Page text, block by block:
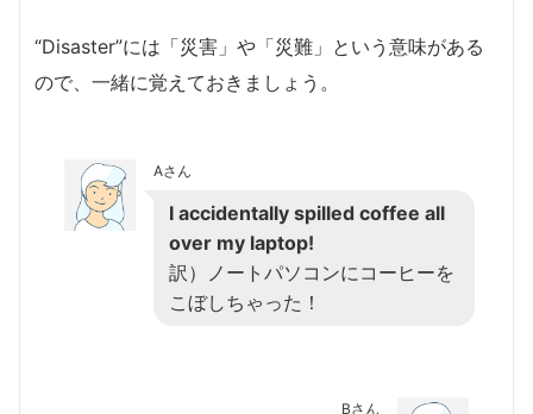
“Disaster”には「災害」や「災難」という意味がある
ので、一緒に覚えておきましょう。
Aさん
I accidentally spilled coffee all
over my laptop!
訳）ノートパソコンにコーヒーを
こぼしちゃった！
Bさん